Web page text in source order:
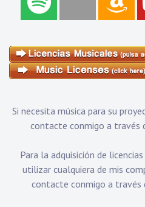
Si necesita música para su
contacte conmigo a través
Para la adquisición de
utilizar cualquiera de mis
contacte conmigo a través